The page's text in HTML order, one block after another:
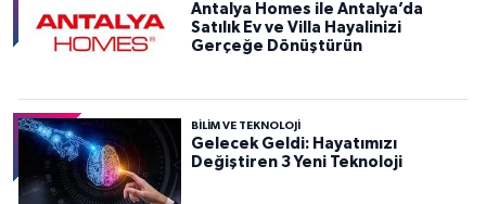
Antalya Homes ile Antalya’da
Satılık Ev ve Villa Hayalinizi
Gerçeğe Dönüştürün
BILIM VE TEKNOLOJI
Gelecek Geldi: Hayatımızı
Değiştiren 3 Yeni Teknoloji